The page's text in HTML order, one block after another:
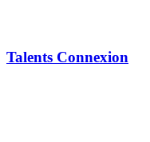
Talents Connexion